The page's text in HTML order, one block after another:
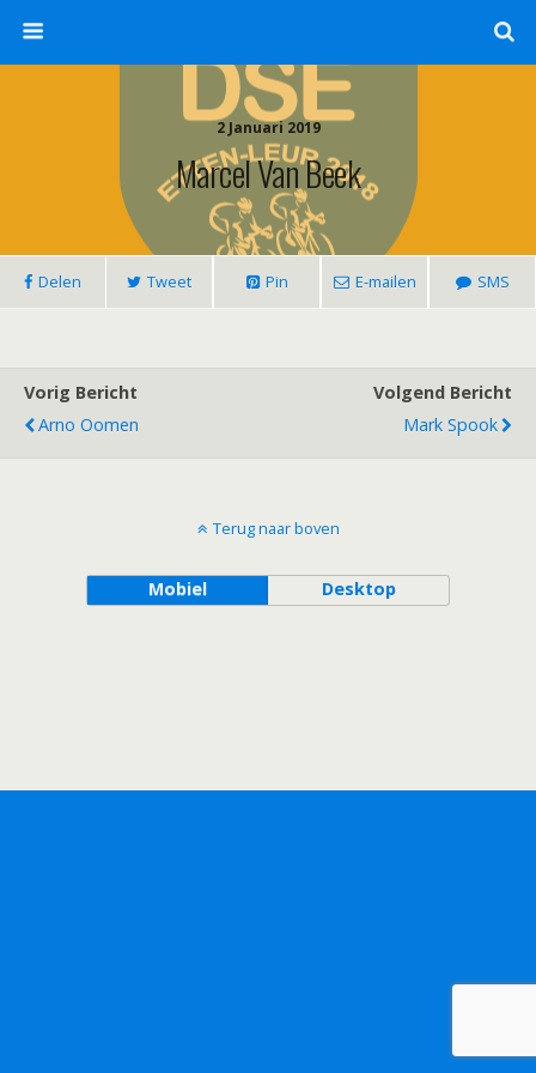
2 Januari 2019
Marcel Van Beek
Delen Tweet Pin E-mailen SMS
Vorig Bericht
Arno Oomen
Volgend Bericht
Mark Spook
Terug naar boven
Mobiel Desktop